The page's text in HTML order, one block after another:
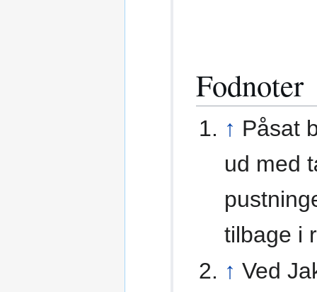
Fodnoter
↑ Påsat
ud med
tilbage i
↑ Ved